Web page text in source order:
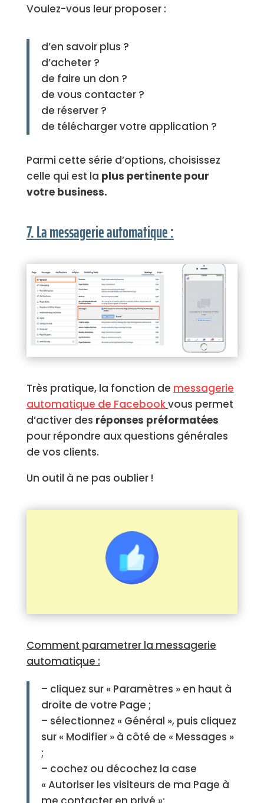
Voulez-vous leur proposer :
d’en savoir plus ?
d’acheter ?
de faire un don ?
de vous contacter ?
de réserver ?
de télécharger votre application ?
Parmi cette série d’options, choisissez
celle qui est la plus pertinente pour
votre business.
7. La messagerie automatique :
Très pratique, la fonction de messagerie
automatique de Facebookvous permet
d’activer des réponses préformatées
pour répondre aux questions générales
de vos clients.
Un outil à ne pas oublier !
Comment parametrer la messagerie
automatique :
– cliquez sur « Paramètres » en haut à
droite de votre Page ;
– sélectionnez « Général », puis cliquez
sur « Modifier » à côté de « Messages »
;
– cochez ou décochez la case
« Autoriser les visiteurs de ma Page à